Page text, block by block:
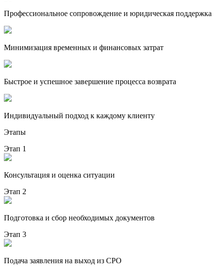
Профессиональное сопровождение и юридическая поддержка
Минимизация временных и финансовых затрат
Быстрое и успешное завершение процесса возврата
Индивидуальный подход к каждому клиенту
Этапы
Этап 1
Консультация и оценка ситуации
Этап 2
Подготовка и сбор необходимых документов
Этап 3
Подача заявления на выход из СРО